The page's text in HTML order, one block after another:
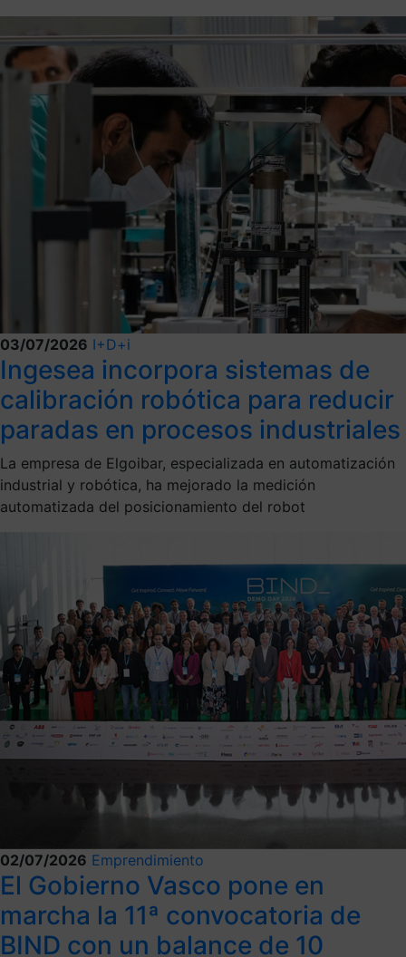
03/07/2026 I+D+i
Ingesea incorpora sistemas de
calibración robótica para reducir
paradas en procesos industriales
La empresa de Elgoibar, especializada en automatización
industrial y robótica, ha mejorado la medición
automatizada del posicionamiento del robot
02/07/2026 Emprendimiento
El Gobierno Vasco pone en
marcha la 11ª convocatoria de
BIND con un balance de 10